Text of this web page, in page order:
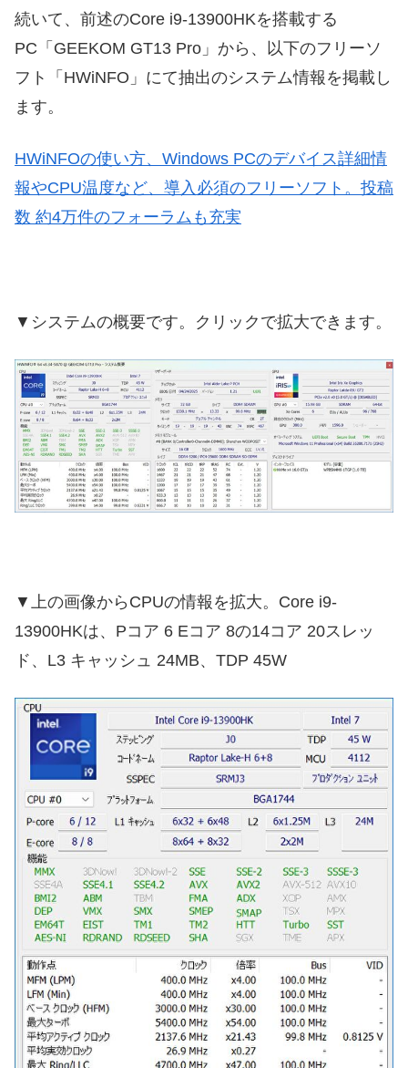
続いて、前述のCore i9-13900HKを搭載する
PC「GEEKOM GT13 Pro」から、以下のフリーソ
フト「HWiNFO」にて抽出のシステム情報を掲載し
ます。
HWiNFOの使い方、Windows PCのデバイス詳細情
報やCPU温度など、導入必須のフリーソフト。投稿
数 約4万件のフォーラムも充実
▼システムの概要です。クリックで拡大できます。
▼上の画像からCPUの情報を拡大。Core i9-
13900HKは、Pコア 6 Eコア 8の14コア 20スレッ
ド、L3 キャッシュ 24MB、TDP 45W